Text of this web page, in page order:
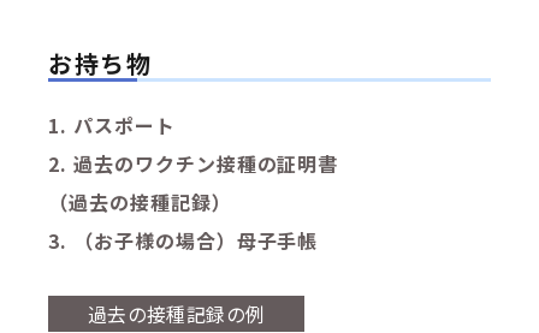
お持ち物
1. パスポート
2. 過去のワクチン接種の証明書
（過去の接種記録）
3.
（お子様の場合）母子手帳
過去の接種記録の例